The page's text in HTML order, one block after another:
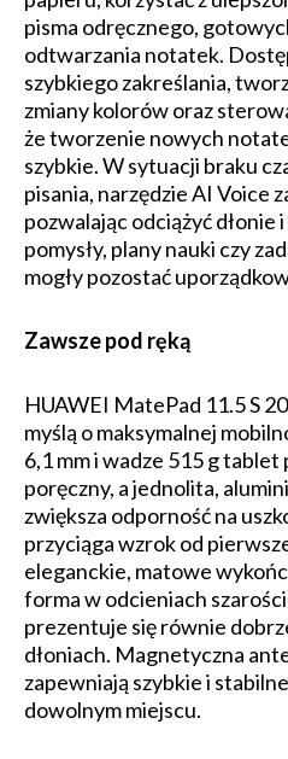
pisma odręcznego,
odtwarzania notatek.
szybkiego zakreślania,
zmiany kolorów oraz
że tworzenie nowych
szybkie. W sytuacji braku
pisania, narzędzie AI Voice
pozwalając odciążyć
pomysły, plany nauki czy
mogły pozostać
Zawsze pod ręką
HUAWEI MatePad 11.5 S
myślą o maksymalnej
6,1 mm i wadze 515 g tablet
poręczny, a jednolita,
zwiększa odporność na
przyciąga wzrok od
eleganckie, matowe
forma w odcieniach
prezentuje się równie
dłoniach. Magnetyczna
zapewniają szybkie i
dowolnym miejscu.